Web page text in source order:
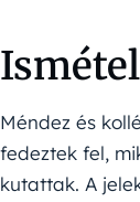
Méndez és
fedeztek fel,
kutattak. A